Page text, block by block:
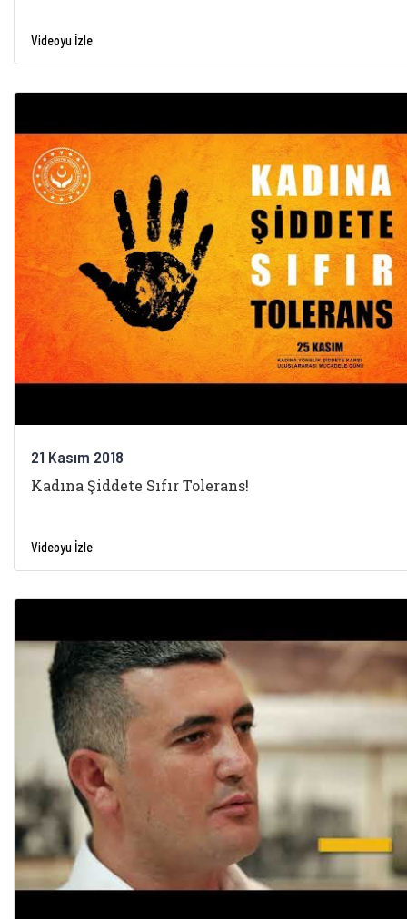
Videoyu İzle
21 Kasım 2018
Kadına Şiddete Sıfır Tolerans!
Videoyu İzle